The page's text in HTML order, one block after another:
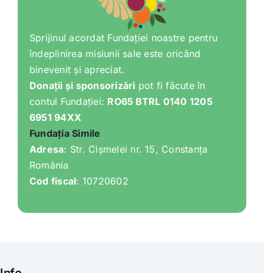
Sprijinul acordat Fundației noastre pentru
îndeplinirea misiunii sale este oricând
binevenit și apreciat.
Donații și sponsorizări pot fi făcute în
contul Fundației: RO65 BTRL 0140 1205
6951 94XX
Fundația Simile
Adresa: Str. Cișmelei nr. 15, Constanța
România
Cod fiscal: 10720602